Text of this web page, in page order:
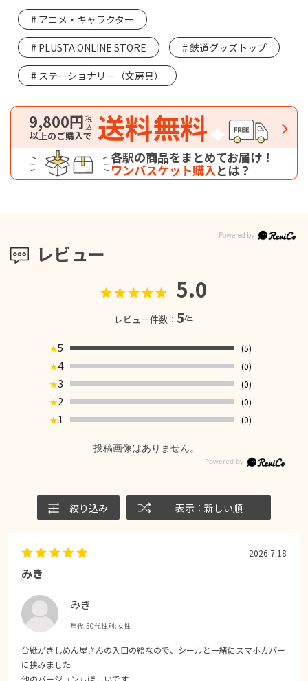
レビュー
5.0
レビュー件数： 5件
★5
(5)
★4
(0)
★3
(0)
★2
(0)
★1 (0)
投稿画像はありません。
絞り込み 表示：新しい順
みき
みき
年代:50代性別:女性
2026.7.18
台紙がきしめん屋さんの入口の絵なので、シールと一緒にスマホカバー
に挟みました
アニメ・キャラクター
PLUSTA ONLINE STORE 鉄道グッズトップ
ステーショナリー（文房具）
9,800円税込
以上のご購入で 送料無料
各駅の商品をまとめてお届け！
ワンバスケット購入とは？